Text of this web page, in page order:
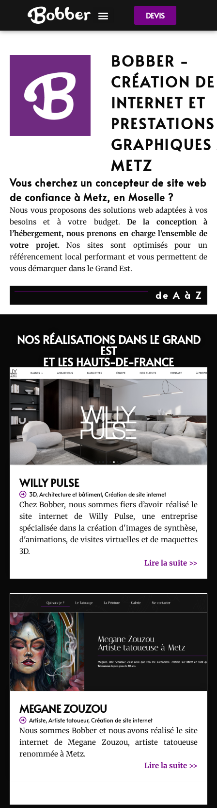
DEVIS
BOBBER -
CRÉATION
INTERNET ET
PRESTATIONS
METZ
Vous cherchez un concepteur de site web
de confiance à Metz, en Moselle ?
Nous vous proposons des solutions web adaptées à vos
besoins et à votre budget. De la conception à
l’hébergement, nous prenons en charge l’ensemble de
votre projet.Nos sites sont optimisés pour un
référencement local performant et vous permettent de
vous démarquer dans le Grand Est.
de A à Z
NOS RÉALISATIONS DANS LE GRAND
EST
ET LES HAUTS-DE-FRANCE
WILLY PULSE
3D,Architecture et bâtiment,Création de site internet
Chez Bobber, nous sommes fiers d’avoir réalisé le
site internet de Willy Pulse, une entreprise
spécialisée dans la création d'images de synthèse,
d'animations, de visites virtuelles et de maquettes
3D.
Lire la suite >>
MEGANE ZOUZOU
Artiste,Artiste tatoueur,Création de site internet
Nous sommes Bobber et nous avons réalisé le site
internet de Megane Zouzou, artiste tatoueuse
renommée à Metz.
Lire la suite >>